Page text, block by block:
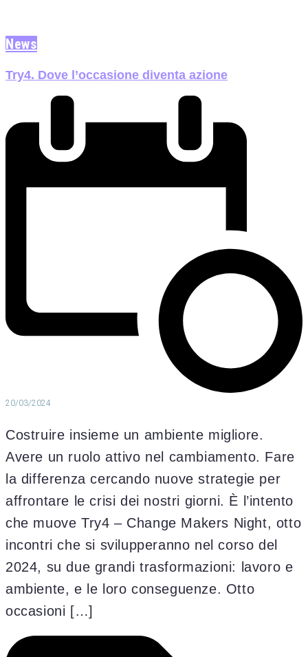
News
Try4. Dove l’occasione diventa azione
20/03/2024
Costruire insieme un ambiente migliore.
Avere un ruolo attivo nel cambiamento. Fare
la differenza cercando nuove strategie per
affrontare le crisi dei nostri giorni. È l’intento
che muove Try4 – Change Makers Night, otto
incontri che si svilupperanno nel corso del
2024, su due grandi trasformazioni: lavoro e
ambiente, e le loro conseguenze. Otto
occasioni […]